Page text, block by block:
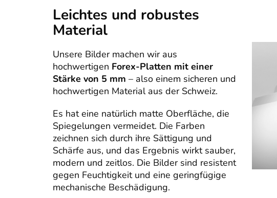
Leichtes und robustes
Material
Unsere Bilder machen wir aus
hochwertigen Forex-Platten mit einer
Stärke von 5 mm – also einem sicheren und
hochwertigen Material aus der Schweiz.
Es hat eine natürlich matte Oberfläche, die
Spiegelungen vermeidet. Die Farben
zeichnen sich durch ihre Sättigung und
Schärfe aus, und das Ergebnis wirkt sauber,
modern und zeitlos. Die Bilder sind resistent
gegen Feuchtigkeit und eine geringfügige
mechanische Beschädigung.